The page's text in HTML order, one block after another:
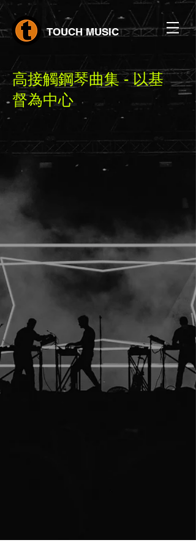
TOUCH MUSIC
高接觸鋼琴曲集 - 以基
督為中心